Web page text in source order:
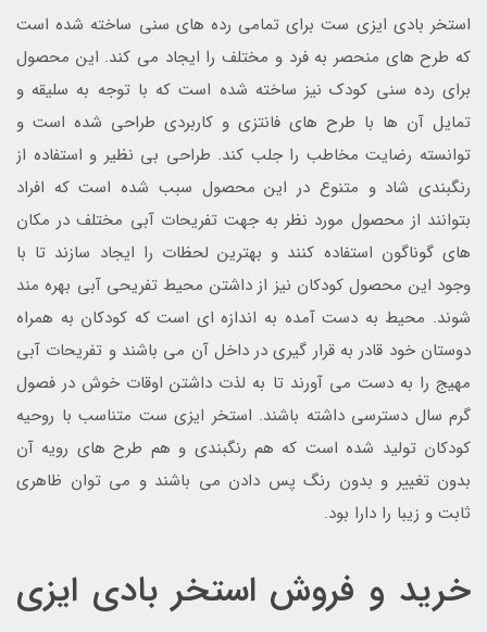
استخر بادی ایزی ست برای تمامی رده های سنی ساخته شده است
که طرح های منحصر به فرد و مختلف را ایجاد می کند. این محصول
برای رده سنی کودک نیز ساخته شده است که با توجه به سلیقه و
تمایل آن ها با طرح های فانتزی و کاربردی طراحی شده است و
توانسته رضایت مخاطب را جلب کند. طراحی بی نظیر و استفاده از
رنگبندی شاد و متنوع در این محصول سبب شده است که افراد
بتوانند از محصول مورد نظر به جهت تفریحات آبی مختلف در مکان
های گوناگون استفاده کنند و بهترین لحظات را ایجاد سازند تا با
وجود این محصول کودکان نیز از داشتن محیط تفریحی آبی بهره مند
شوند. محیط به دست آمده به اندازه ای است که کودکان به همراه
دوستان خود قادر به قرار گیری در داخل آن می باشند و تفریحات آبی
مهیج را به دست می آورند تا به لذت داشتن اوقات خوش در فصول
گرم سال دسترسی داشته باشند. استخر ایزی ست متناسب با روحیه
کودکان تولید شده است که هم رنگبندی و هم طرح های رویه آن
بدون تغییر و بدون رنگ پس دادن می باشند و می توان ظاهری
ثابت و زیبا را دارا بود.
خرید و فروش استخر بادی ایزی